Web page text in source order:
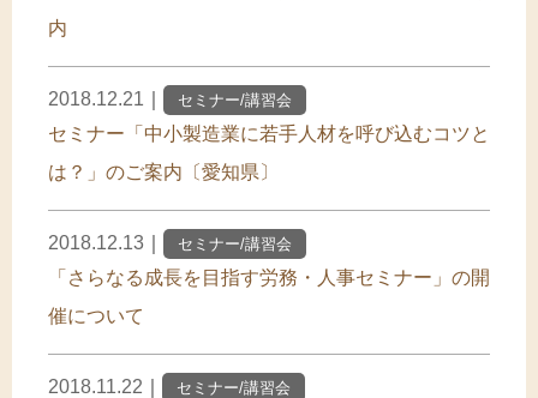
内
2018.12.21 セミナー/講習会
セミナー「中小製造業に若手人材を呼び込むコツと
は？」のご案内〔愛知県〕
2018.12.13 セミナー/講習会
「さらなる成長を目指す労務・人事セミナー」の開
催について
2018.11.22 セミナー/講習会
優良従業員表彰
火災共済制度
小規模企業共済制度
中小企業倒産防止共済制度
特定退職金共済制度